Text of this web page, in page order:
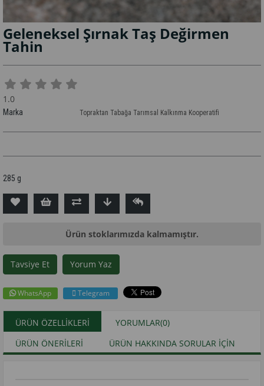
Geleneksel Şırnak Taş Değirmen
Tahin
1.0
Marka Topraktan Tabağa Tarımsal Kalkınma Kooperatifi
285 g
Ürün stoklarımızda kalmamıştır.
Tavsiye Et Yorum Yaz
WhatsApp Telegram
ÜRÜN ÖZELLIKLERI YORUMLAR(0)
ÜRÜN ÖNERILERI
ÜRÜN HAKKINDA SORULAR İÇIN